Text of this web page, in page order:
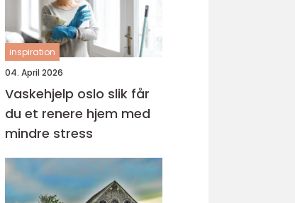
inspiration
04. April 2026
Vaskehjelp oslo slik får
du et renere hjem med
mindre stress